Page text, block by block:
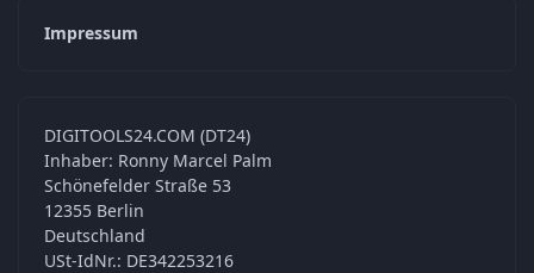
Impressum
DIGITOOLS24.COM (DT24)
Inhaber: Ronny Marcel Palm
Schönefelder Straße 53
12355 Berlin
Deutschland
USt-IdNr.: DE342253216